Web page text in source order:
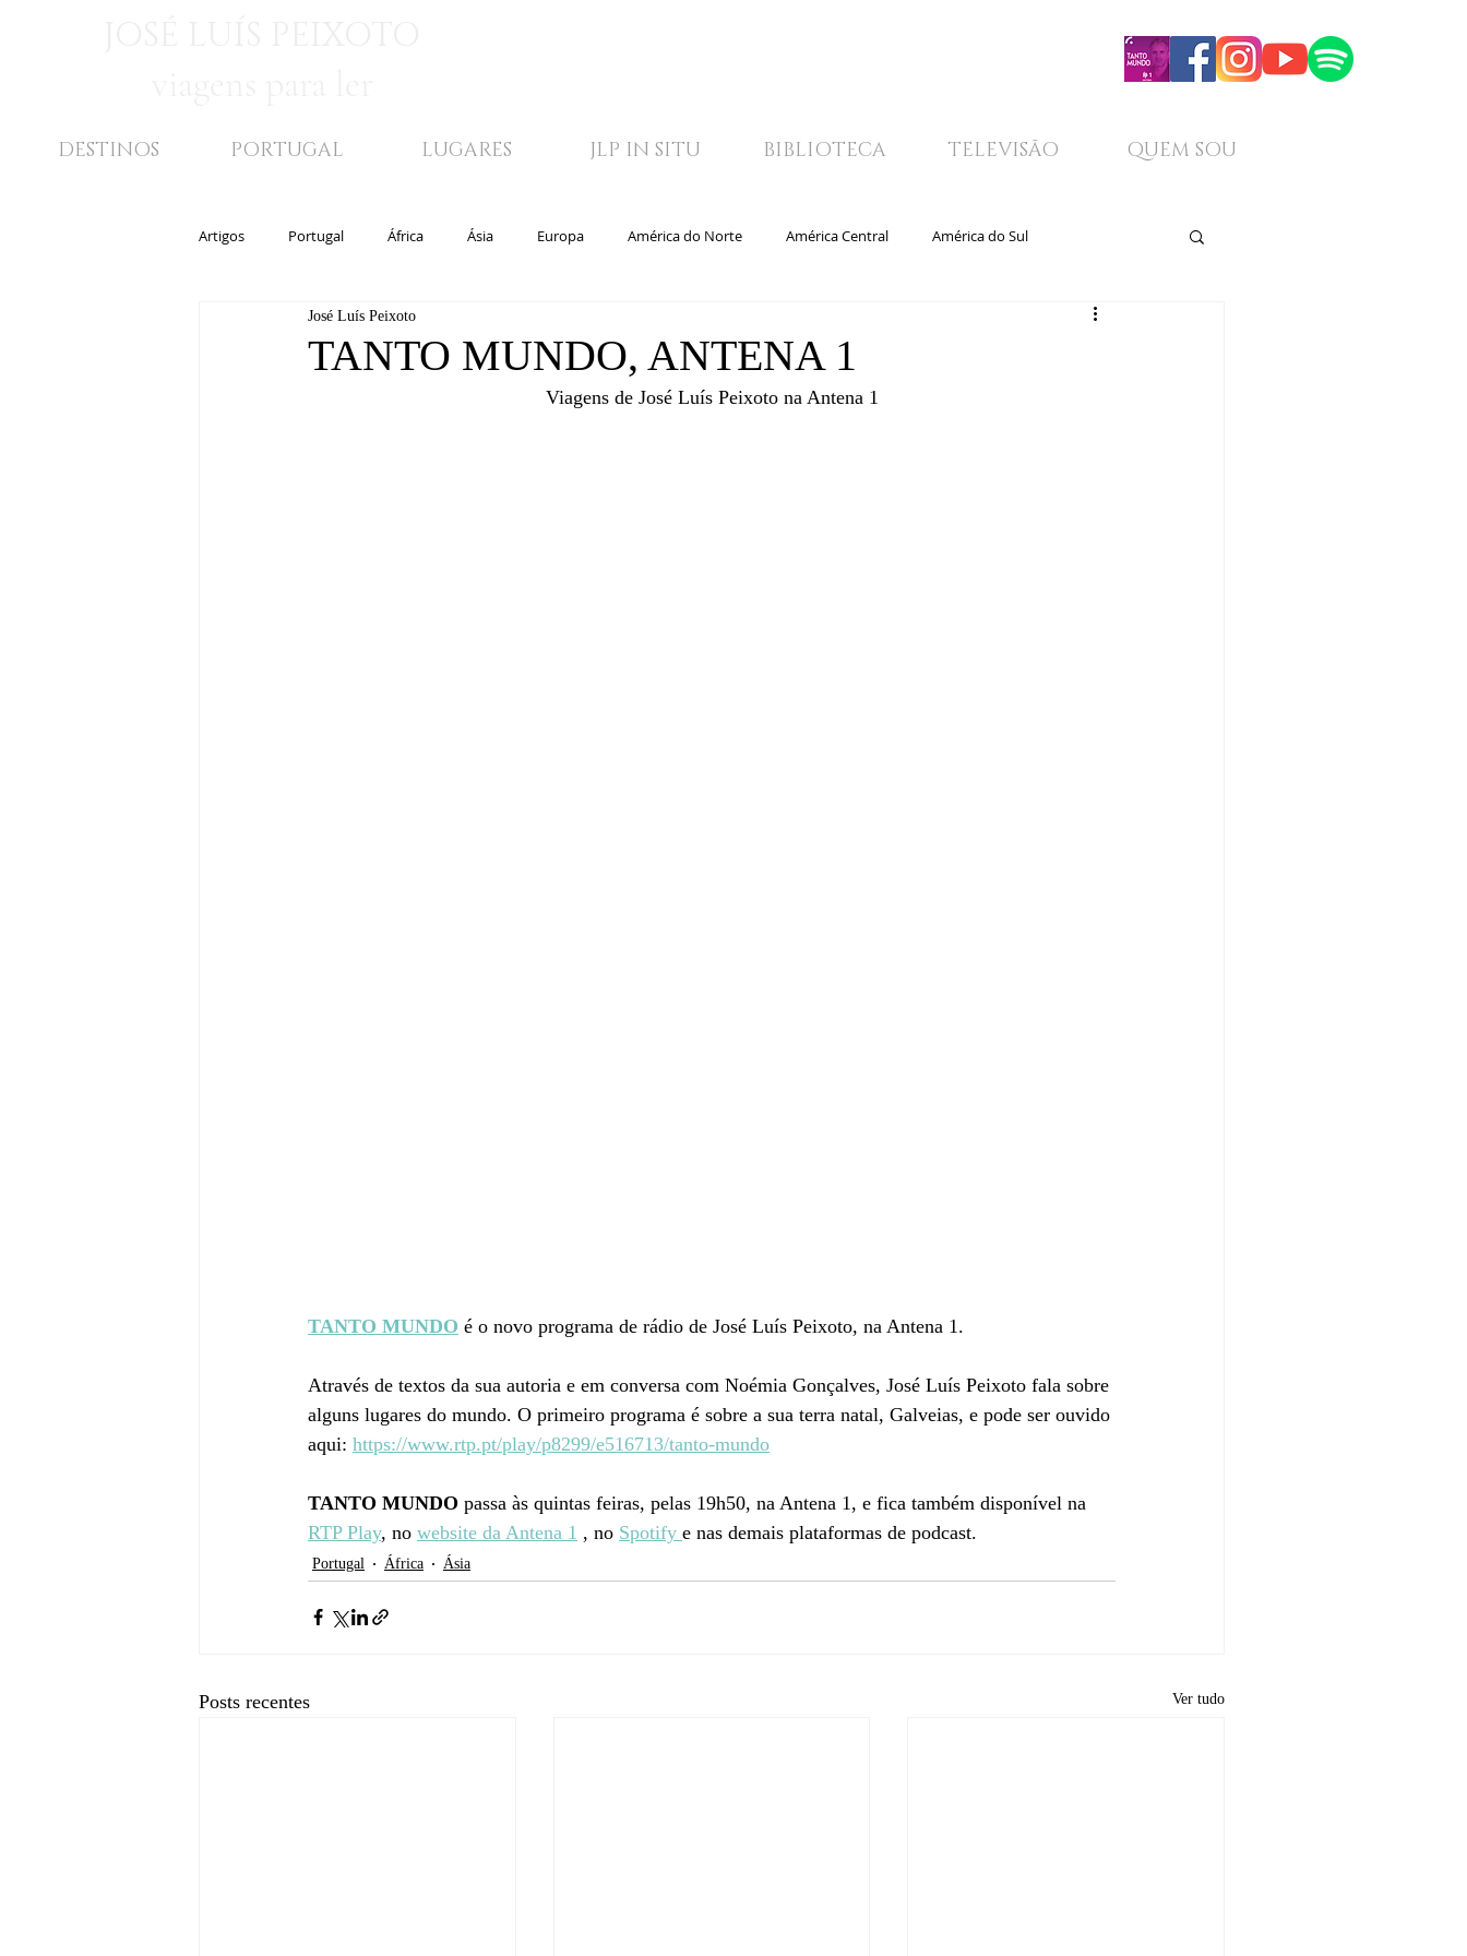
DESTINOS PORTUGAL LUGARES JLP IN SITU BIBLIOTECA TELEVISÃO QUEM SOU
Artigos Portugal África Ásia Europa América do Norte América Central América do Sul
Médio Oriente Lugares
TANTO MUNDO, ANTENA 1
José Luís Peixoto
Viagens de José Luís Peixoto na Antena 1
TANTO MUNDO é o novo programa de rádio de José Luís Peixoto, na Antena 1.
Através de textos da sua autoria e em conversa com Noémia Gonçalves, José Luís Peixoto fala sobre
alguns lugares do mundo. O primeiro programa é sobre a sua terra natal, Galveias, e pode ser ouvido
aqui: https://www.rtp.pt/play/p8299/e516713/tanto-mundo
TANTO MUNDO passa às quintas feiras, pelas 19h50, na Antena 1, e fica também disponível na
RTP Play, no website da Antena 1 , no Spotify e nas demais plataformas de podcast.
Portugal África Ásia
Posts recentes Ver tudo